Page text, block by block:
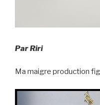
Par Riri
Ma maigre production